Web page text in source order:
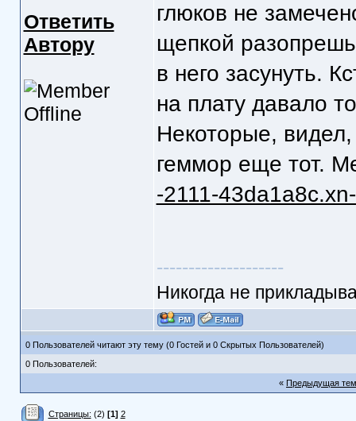
Ответить
Автору
глюков не
щепкой
в него засунуть.
на плату давало
Некоторые, видел,
геммор еще тот.
-2111-
--------------------
Никогда не
0 Пользователей читают эту тему (0 Гостей и 0 Скрытых Пользователей)
0 Пользователей:
« Предыдущая
Страницы: (2) [1] 2